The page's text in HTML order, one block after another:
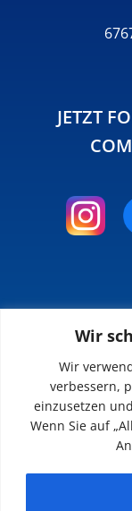
Wir
Wir
verbessern,
einzusetzen
Wenn Sie auf
JETZT